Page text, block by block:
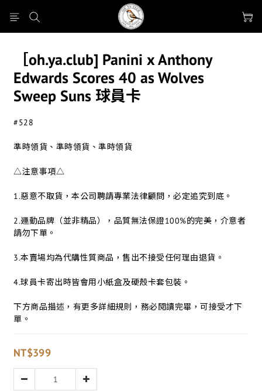
［oh.ya.club] Panini x Anthony
Edwards Scores 40 as Wolves
Sweep Suns 球員卡
#528
準時領貨、準時領貨、準時領貨
△注意事項△
1.惡意不取貨，本公司聘請專業法律顧問，必定追究到底。
2.運動品牌（並非精品），品質無法保證100%的完美，介意者
請勿下單。
3.本賣場均為代購性質商品，售出不接受任何理由退貨。
4.球員卡寄出時皆會用小紙盒及硬殼卡套包裝。
下方商品描述，有更多詳細規則，務必閱讀完畢，可接受才下
單。
NT$399